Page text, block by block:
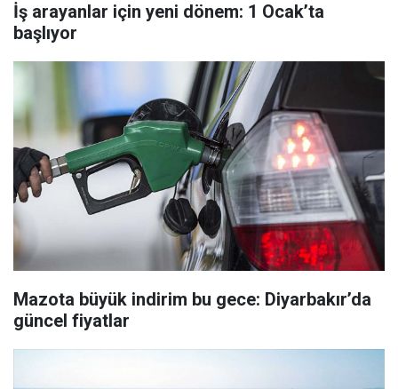
İş arayanlar için yeni dönem: 1 Ocak’ta
başlıyor
Mazota büyük indirim bu gece: Diyarbakır’da
güncel fiyatlar